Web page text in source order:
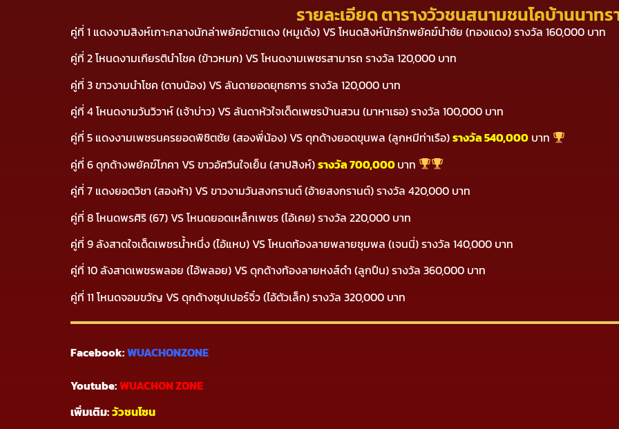
รายละเอียด ตารางวัวชนสนามชนโคบ้านนาทร
คู่ที่ 1 แดงงามสิงห์เกาะกลางนักล่าพยัคฆ์ตาแดง (หมูเด้ง) VS โหนดสิงห์นักรักพยัคฆ์นำชัย (ทองแดง) รางวัล 160,000 บาท
คู่ที่ 2 โหนดงามเกียรตินำโชค (ข้าวหมก) VS โหนดงามเพชรสามารถ รางวัล 120,000 บาท
คู่ที่ 3 ขาวงามนำโชค (ดาบน้อง) VS ลันดายอดยุทธการ รางวัล 120,000 บาท
คู่ที่ 4 โหนดงามวันวิวาห์ (เจ้าบ่าว) VS ลันดาหัวใจเด็ดเพชรบ้านสวน (มาหาเธอ) รางวัล 100,000 บาท
คู่ที่ 5 แดงงามเพชรนครยอดพิชิตชัย (สองพี่น้อง) VS ดุกด้างยอดขุนพล (ลูกหมีท่าเรือ)รางวัล 540,000 บาท
คู่ที่ 6 ดุกด้างพยัคฆ์โภคา VS ขาวอัศวินใจเย็น (สาปสิงห์)รางวัล 700,000บาท
คู่ที่ 7 แดงยอดวิชา (สองห้า) VS ขาวงามวันสงกรานต์ (อ้ายสงกรานต์) รางวัล 420,000 บาท
คู่ที่ 8 โหนดพรศิริ (67) VS โหนดยอดเหล็กเพชร (ไอ้เคย) รางวัล 220,000 บาท
คู่ที่ 9 ลังสาดใจเด็ดเพชรน้ำหนึ่ง (ไอ้แหบ) VS โหนดท้องลายพลายชุมพล (เจนนี่) รางวัล 140,000 บาท
คู่ที่ 10 ลังสาดเพชรพลอย (ไอ้พลอย) VS ดุกด้างท้องลายหงส์ดำ (ลูกปืน) รางวัล 360,000 บาท
คู่ที่ 11 โหนดจอมขวัญ VS ดุกด้างซุปเปอร์จิ๋ว (ไอ้ตัวเล็ก) รางวัล 320,000 บาท
Facebook:WUACHONZONE
Youtube:WUACHON ZONE
เพิ่มเติม:วัวชนโซน